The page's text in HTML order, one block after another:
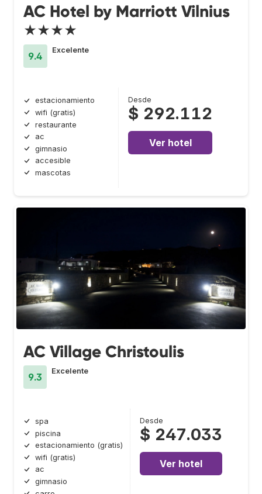
AC Hotel by Marriott Vilnius
★★★★
9.4
Excelente
estacionamiento
wifi (gratis)
restaurante
ac
gimnasio
accesible
mascotas
Desde
$ 292.112
Ver hotel
AC Village Christoulis
9.3
Excelente
spa
piscina
estacionamiento (gratis)
wifi (gratis)
ac
gimnasio
Desde
$ 247.033
Ver hotel